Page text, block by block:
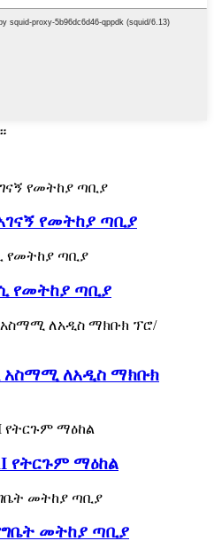
የመትከያ ጣቢያ
ሲ የመትከያ ጣቢያ
አስማሚ ለአዲስ ማክቡክ
የትርጉም ማዕከል
የግቤት መትከያ ጣቢያ